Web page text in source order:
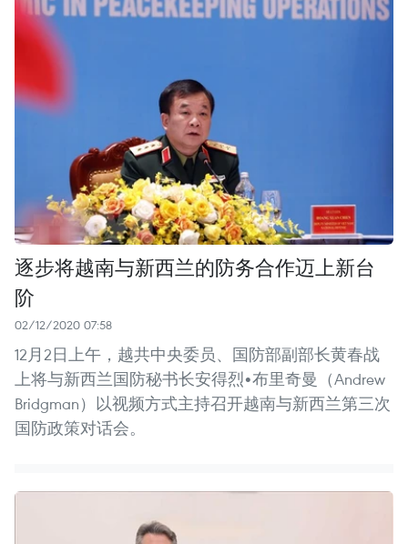
逐步将越南与新西兰的防务合作迈上新台
阶
02/12/2020 07:58
12月2日上午，越共中央委员、国防部副部长黄春战
上将与新西兰国防秘书长安得烈•布里奇曼（Andrew
Bridgman）以视频方式主持召开越南与新西兰第三次
国防政策对话会。